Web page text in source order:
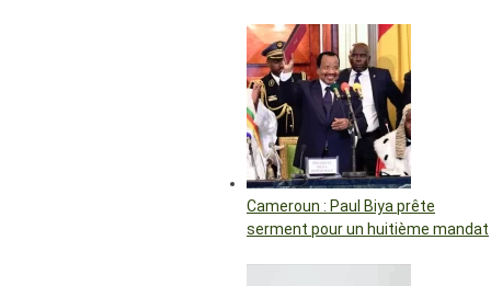
Cameroun : Paul Biya prête
serment pour un huitième mandat